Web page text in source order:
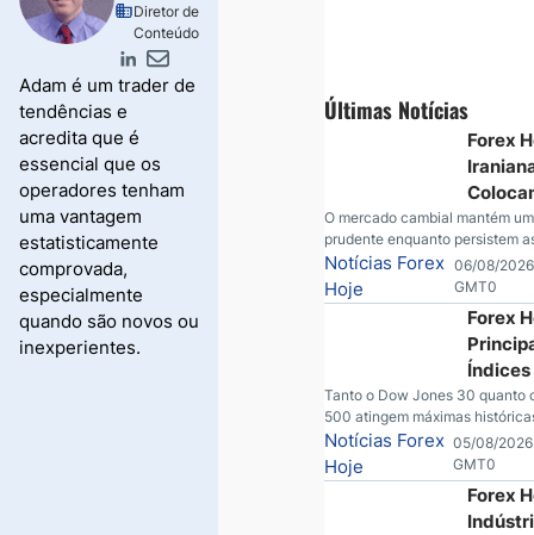
Diretor de
Conteúdo
Adam é um trader de
tendências e
acredita que é
essencial que os
operadores tenham
uma vantagem
estatisticamente
comprovada,
especialmente
quando são novos ou
inexperientes.
Últimas Notícias
Forex
Dúvida
O mercado cambial mantém
prudente enquanto persistem
dúvidas sobre o Oriente Médio.
petróleo segue pressionado, o
ganha força e os investidores
aguardam novos indicadores
econômicos dos Estados
Notícias Forex
Hoje
06/08/
GMT0
Forex
Índices
EUA
Tanto o Dow Jones 30 quanto
500 atingem máximas
DAX encontra novas máximas
terça-feira; SpaceX e AMD são
penalizadas após chamadas
o petróleo bruto cai abaixo de
novas esperanças; o dólar
Notícias Forex
Hoje
05/08/
GMT0
Forex